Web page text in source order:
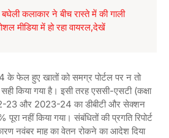
कलाकार ने बीच रास्ते में की गाली
मीडिया में हो रहा वायरल,देखें
फेल हुए खातों को समग्र पोर्टल पर न तो
किया गया है। इसी तरह एससी-एसटी (कक्षा
23 और 2023-24 का डीबीटी और सेक्शन
नहीं किया गया। संबंधितों की प्रगति रिपोर्ट
नवंबर माह का वेतन रोकने का आदेश दिया